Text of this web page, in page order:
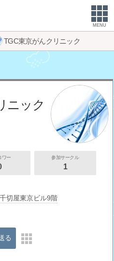
MENU
TGC東京がんクリニック
ニック
ワー 参加サークル
1
切屋東京ビル9階
る